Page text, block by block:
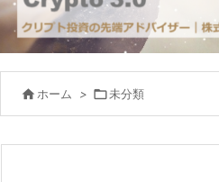
ホーム > 未分類